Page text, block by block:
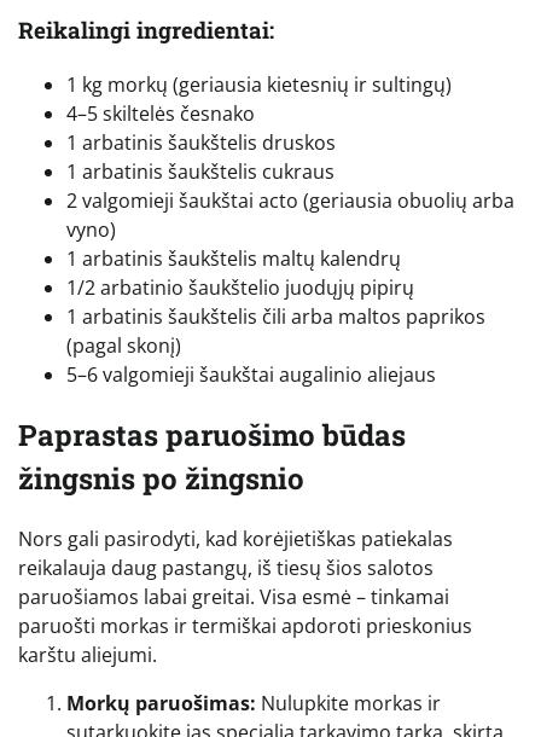
Reikalingi ingredientai:
1 kg morkų (geriausia kietesnių ir sultingų)
4–5 skiltelės česnako
1 arbatinis šaukštelis druskos
1 arbatinis šaukštelis cukraus
2 valgomieji šaukštai acto (geriausia obuolių arba
vyno)
1 arbatinis šaukštelis maltų kalendrų
1/2 arbatinio šaukštelio juodųjų pipirų
1 arbatinis šaukštelis čili arba maltos paprikos
(pagal skonį)
5–6 valgomieji šaukštai augalinio aliejaus
Paprastas paruošimo būdas
žingsnis po žingsnio
Nors gali pasirodyti, kad korėjietiškas patiekalas
reikalauja daug pastangų, iš tiesų šios salotos
paruošiamos labai greitai. Visa esmė – tinkamai
paruošti morkas ir termiškai apdoroti prieskonius
karštu aliejumi.
Morkų paruošimas: Nulupkite morkas ir